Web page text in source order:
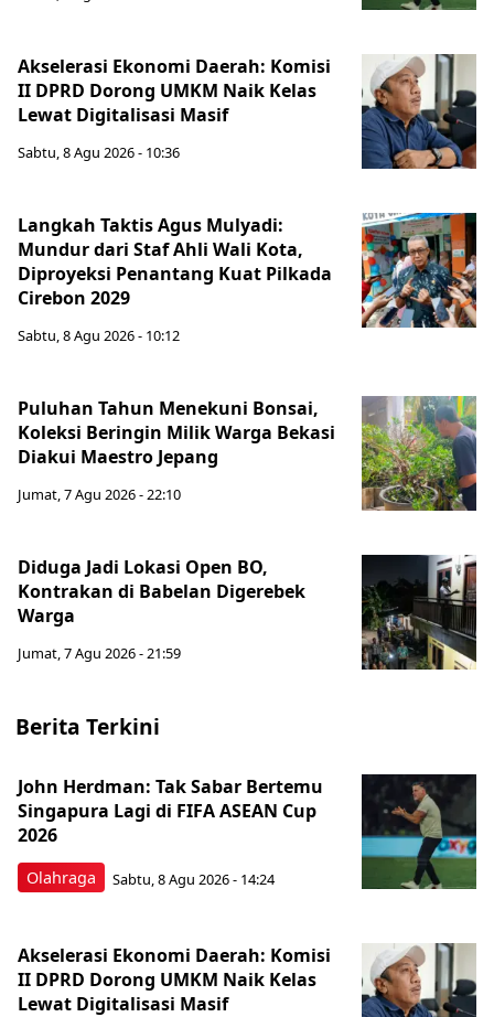
Akselerasi Ekonomi Daerah: Komisi
II DPRD Dorong UMKM Naik Kelas
Lewat Digitalisasi Masif
Sabtu, 8 Agu 2026 - 10:36
Langkah Taktis Agus Mulyadi:
Mundur dari Staf Ahli Wali Kota,
Diproyeksi Penantang Kuat Pilkada
Cirebon 2029
Sabtu, 8 Agu 2026 - 10:12
Puluhan Tahun Menekuni Bonsai,
Koleksi Beringin Milik Warga Bekasi
Diakui Maestro Jepang
Jumat, 7 Agu 2026 - 22:10
Diduga Jadi Lokasi Open BO,
Kontrakan di Babelan Digerebek
Warga
Jumat, 7 Agu 2026 - 21:59
Berita Terkini
Olahraga
John Herdman: Tak Sabar Bertemu
Singapura Lagi di FIFA ASEAN Cup
2026
Sabtu, 8 Agu 2026 - 14:24
Akselerasi Ekonomi Daerah: Komisi
II DPRD Dorong UMKM Naik Kelas
Lewat Digitalisasi Masif